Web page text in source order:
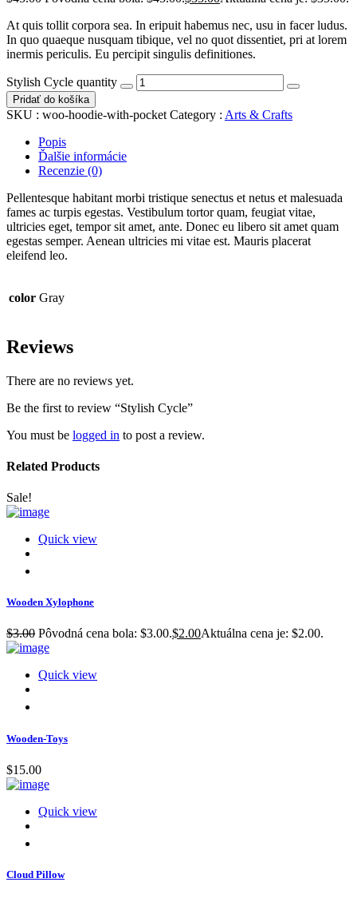
At quis tollit corpora sea. In eripuit habemus nec, usu in facer ludus.
In quo quaeque nusquam tibique, vel no quot dissentiet, pri at lorem
inermis periculis. Eu percipit singulis definitiones.
Stylish Cycle quantity
Pridať do košíka
SKU : woo-hoodie-with-pocket Category : Arts & Crafts
Popis
Ďalšie informácie
Recenzie (0)
Pellentesque habitant morbi tristique senectus et netus et malesuada
fames ac turpis egestas. Vestibulum tortor quam, feugiat vitae,
ultricies eget, tempor sit amet, ante. Donec eu libero sit amet quam
egestas semper. Aenean ultricies mi vitae est. Mauris placerat
eleifend leo.
color Gray
Reviews
There are no reviews yet.
Be the first to review “Stylish Cycle”
You must be logged in to post a review.
Related Products
Sale!
Quick view
Wooden Xylophone
$3.00 Pôvodná cena bola: $3.00.$2.00Aktuálna cena je: $2.00.
Quick view
Wooden-Toys
$15.00
Quick view
Cloud Pillow